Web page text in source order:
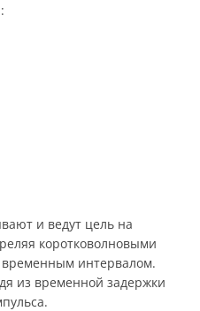
и ведут цель на
коротковолновыми
интервалом.
из временной задержки